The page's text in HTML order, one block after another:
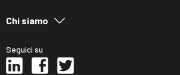
Chi siamo
Seguici su